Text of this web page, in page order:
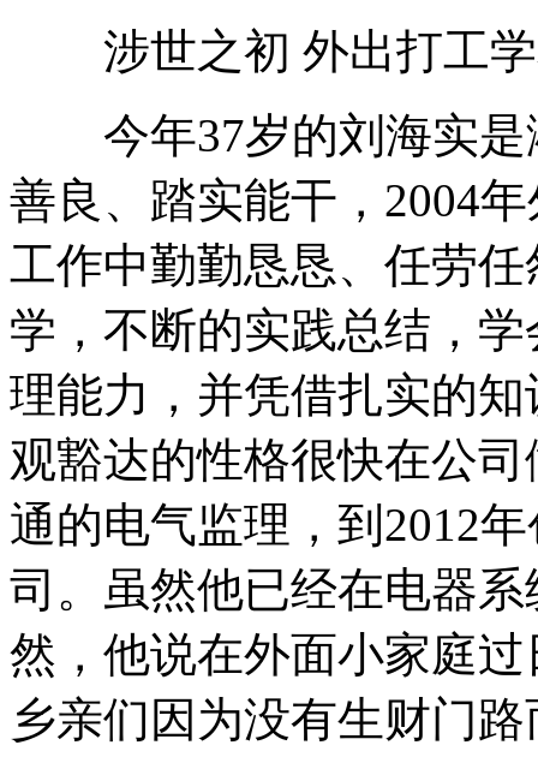
涉世之初 外出打工学
今年37岁的刘海实是
善良、踏实能干，2004
工作中勤勤恳恳、任劳
学，不断的实践总结，
理能力，并凭借扎实的
观豁达的性格很快在公
通的电气监理，到2012
司。虽然他已经在电器
然，他说在外面小家庭
乡亲们因为没有生财门